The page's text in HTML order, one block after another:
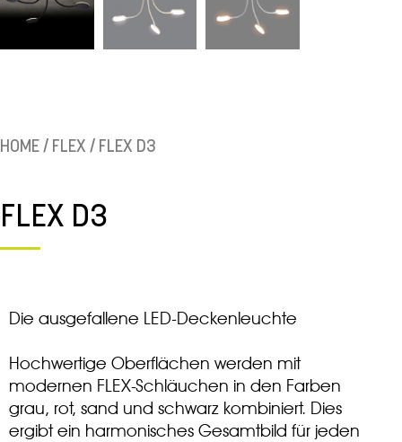
HOME / FLEX / FLEX D3
FLEX D3
Die ausgefallene LED-Deckenleuchte
Hochwertige Oberflächen werden mit
modernen FLEX-Schläuchen in den Farben
grau, rot, sand und schwarz kombiniert. Dies
ergibt ein harmonisches Gesamtbild für jeden